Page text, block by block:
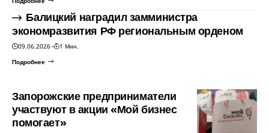
Балицкий наградил замминистра
экономразвития РФ региональным орденом
09.06.2026
1 Мин.
Подробнее
Запорожские предприниматели
участвуют в акции «Мой бизнес
помогает»